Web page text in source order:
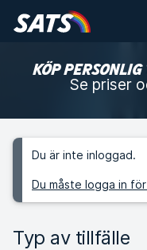
KÖP
Se priser
Du är inte inloggad.
Du måste logga in
Typ av tillfälle